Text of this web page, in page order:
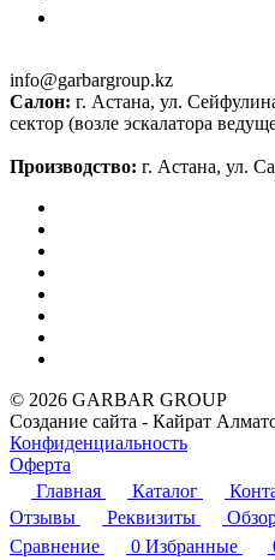
info@garbargroup.kz
Салон: г. Астана, ул.
сектор (возле эскалатора
Производство: г. Астана, ул.
© 2026 GARBAR GROUP
Создание сайта - Кайрат
Конфиденциальность
Оферта
Главная
Каталог
Отзывы
Реквизиты
Сравнение
0 Избранные